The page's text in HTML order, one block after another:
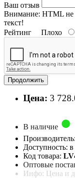
Ваш отзыв
Внимание: HTML не
текст!
Рейтинг Плохо
Продолжить
Цена: 3
В наличие
Доступность:
Код товара:
Оптовые
Инфо: Цена и